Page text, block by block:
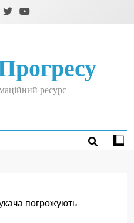
ресурс
погрожують